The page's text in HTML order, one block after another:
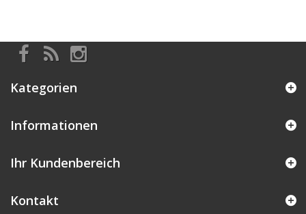
Kategorien
Informationen
Ihr Kundenbereich
Kontakt